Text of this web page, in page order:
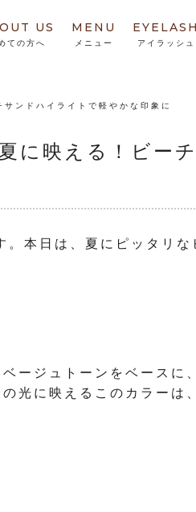
US
ての方へ
MENU
メニュー
EYELASH
アイラッシュ
ンドハイライトで軽やかな印象に
に映える！ビー
本日は、夏にピッタリな
ージュトーンをベースに
光に映えるこのカラーは